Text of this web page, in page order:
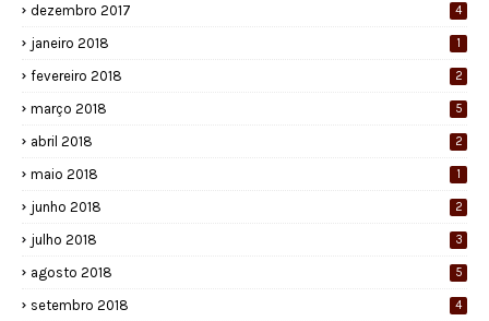
dezembro 2017 4
janeiro 2018 1
fevereiro 2018 2
março 2018 5
abril 2018 2
maio 2018 1
junho 2018 2
julho 2018 3
agosto 2018 5
setembro 2018 4